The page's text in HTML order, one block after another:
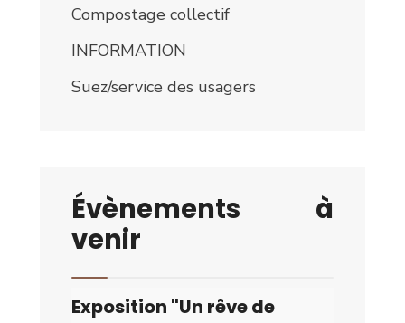
Compostage collectif
INFORMATION
Suez/service des usagers
Évènements à
venir
Exposition "Un rêve de